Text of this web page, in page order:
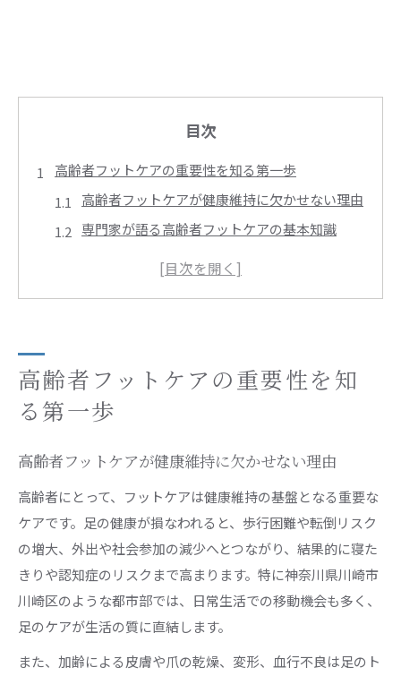
目次
高齢者フットケアの重要性を知る第一歩
高齢者フットケアが健康維持に欠かせない理由
専門家が語る高齢者フットケアの基本知識
転倒予防と高齢者フットケアの深い関係とは
健康維持を目指すなら足元から始めよう
毎日の高齢者フットケアが健康寿命を延ばす秘
訣
足の爪切りサービスで安心できる高齢者ケアを
歩行を支える高齢者フットケアの効果的な方法
高齢者足の爪切りは健康管理の大切な第一歩
高齢者フットケア講座で学ぶ日常ケアの重要性
川崎区で注目される高齢者フットケア対策
川崎区で広がる高齢者フットケアの取り組み
高齢者フットケア外来や専門家活用の実情
高齢者フットケアの重要性を知
る第一歩
高齢者フットケアが健康維持に欠かせない理由
高齢者にとって、フットケアは健康維持の基盤となる重要な
ケアです。足の健康が損なわれると、歩行困難や転倒リスク
の増大、外出や社会参加の減少へとつながり、結果的に寝た
きりや認知症のリスクまで高まります。特に神奈川県川崎市
川崎区のような都市部では、日常生活での移動機会も多く、
足のケアが生活の質に直結します。
また、加齢による皮膚や爪の乾燥、変形、血行不良は足のト